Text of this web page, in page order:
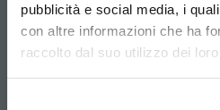
pubblicità e social media, i
con altre informazioni che ha
raccolto dal suo utilizzo dei
Arrêt immédiat:
cas de danger
Scegli il paese in
lingua per una